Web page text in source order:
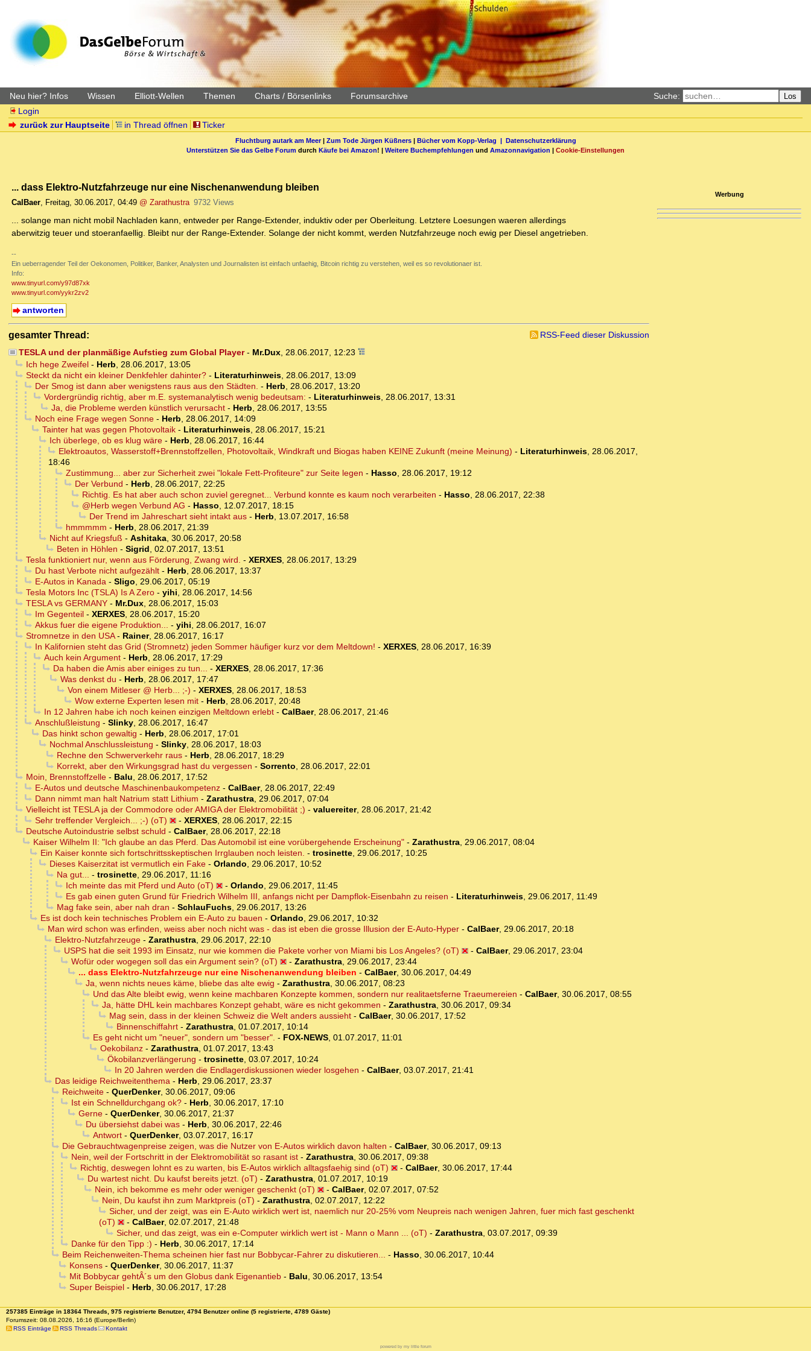
Neu hier? Infos Wissen Elliott-Wellen Themen Charts / Börsenlinks Forumsarchive Suche: Los
Login
zurück zur Hauptseite
in Thread öffnen Ticker
Fluchtburg autark am Meer| Zum Tode Jürgen Küßners| Bücher vom Kopp-Verlag | Datenschutzerklärung
Unterstützen Sie das Gelbe Forum durch Käufe bei Amazon! | Weitere Buchempfehlungen und Amazonnavigation | Cookie-Einstellungen
... dass Elektro-Nutzfahrzeuge nur eine Nischenanwendung bleiben
CalBaer, Freitag, 30.06.2017, 04:49 @ Zarathustra 9732 Views
... solange man nicht mobil Nachladen kann, entweder per Range-Extender, induktiv oder per Oberleitung. Letztere Loesungen waeren allerdings
aberwitzig teuer und stoeranfaellig. Bleibt nur der Range-Extender. Solange der nicht kommt, werden Nutzfahrzeuge noch ewig per Diesel angetrieben.
--
Ein ueberragender Teil der Oekonomen, Politiker, Banker, Analysten und Journalisten ist einfach unfaehig, Bitcoin richtig zu verstehen, weil es so revolutionaer ist.
Info:
www.tinyurl.com/y97d87xk
www.tinyurl.com/yykr2zv2
antworten
gesamter Thread:
RSS-Feed dieser Diskussion
TESLA und der planmäßige Aufstieg zum Global Player- Mr.Dux, 28.06.2017, 12:23
Ich hege Zweifel- Herb, 28.06.2017, 13:05
Steckt da nicht ein kleiner Denkfehler dahinter?- Literaturhinweis, 28.06.2017, 13:09
Der Smog ist dann aber wenigstens raus aus den Städten. - Herb, 28.06.2017, 13:20
Vordergründig richtig, aber m.E. systemanalytisch wenig bedeutsam: - Literaturhinweis, 28.06.2017, 13:31
Ja, die Probleme werden künstlich verursacht- Herb, 28.06.2017, 13:55
Noch eine Frage wegen Sonne- Herb, 28.06.2017, 14:09
Tainter hat was gegen Photovoltaik- Literaturhinweis, 28.06.2017, 15:21
Ich überlege, ob es klug wäre- Herb, 28.06.2017, 16:44
Elektroautos, Wasserstoff+Brennstoffzellen, Photovoltaik, Windkraft und Biogas haben KEINE Zukunft (meine Meinung) - Literaturhinweis, 28.06.2017,
18:46
Zustimmung... aber zur Sicherheit zwei "lokale Fett-Profiteure" zur Seite legen - Hasso, 28.06.2017, 19:12
Der Verbund - Herb, 28.06.2017, 22:25
Richtig. Es hat aber auch schon zuviel geregnet... Verbund konnte es kaum noch verarbeiten - Hasso, 28.06.2017, 22:38
@Herb wegen Verbund AG - Hasso, 12.07.2017, 18:15
Der Trend im Jahreschart sieht intakt aus- Herb, 13.07.2017, 16:58
hmmmmm - Herb, 28.06.2017, 21:39
Nicht auf Kriegsfuß - Ashitaka, 30.06.2017, 20:58
Beten in Höhlen - Sigrid, 02.07.2017, 13:51
Tesla funktioniert nur, wenn aus Förderung, Zwang wird. - XERXES, 28.06.2017, 13:29
Du hast Verbote nicht aufgezählt- Herb, 28.06.2017, 13:37
E-Autos in Kanada- Sligo, 29.06.2017, 05:19
Tesla Motors Inc (TSLA) Is A Zero- yihi, 28.06.2017, 14:56
TESLA vs GERMANY- Mr.Dux, 28.06.2017, 15:03
Im Gegenteil- XERXES, 28.06.2017, 15:20
Akkus fuer die eigene Produktion... - yihi, 28.06.2017, 16:07
Stromnetze in den USA- Rainer, 28.06.2017, 16:17
In Kalifornien steht das Grid (Stromnetz) jeden Sommer häufiger kurz vor dem Meltdown! - XERXES, 28.06.2017, 16:39
Auch kein Argument- Herb, 28.06.2017, 17:29
Da haben die Amis aber einiges zu tun... - XERXES, 28.06.2017, 17:36
Was denkst du - Herb, 28.06.2017, 17:47
Von einem Mitleser @ Herb... ;-) - XERXES, 28.06.2017, 18:53
Wow externe Experten lesen mit- Herb, 28.06.2017, 20:48
In 12 Jahren habe ich noch keinen einzigen Meltdown erlebt- CalBaer, 28.06.2017, 21:46
Anschlußleistung - Slinky, 28.06.2017, 16:47
Das hinkt schon gewaltig - Herb, 28.06.2017, 17:01
Nochmal Anschlussleistung - Slinky, 28.06.2017, 18:03
Rechne den Schwerverkehr raus- Herb, 28.06.2017, 18:29
Korrekt, aber den Wirkungsgrad hast du vergessen - Sorrento, 28.06.2017, 22:01
Moin, Brennstoffzelle- Balu, 28.06.2017, 17:52
E-Autos und deutsche Maschinenbaukompetenz- CalBaer, 28.06.2017, 22:49
Dann nimmt man halt Natrium statt Lithium - Zarathustra, 29.06.2017, 07:04
Vielleicht ist TESLA ja der Commodore oder AMIGA der Elektromobilität ;) - valuereiter, 28.06.2017, 21:42
Sehr treffender Vergleich... ;-) (oT)
- XERXES, 28.06.2017, 22:15
Deutsche Autoindustrie selbst schuld - CalBaer, 28.06.2017, 22:18
Kaiser Wilhelm II: "Ich glaube an das Pferd. Das Automobil ist eine vorübergehende Erscheinung"- Zarathustra, 29.06.2017, 08:04
Ein Kaiser konnte sich fortschrittsskeptischen Irrglauben noch leisten. - trosinette, 29.06.2017, 10:25
Dieses Kaiserzitat ist vermutlich ein Fake- Orlando, 29.06.2017, 10:52
Na gut... - trosinette, 29.06.2017, 11:16
Ich meinte das mit Pferd und Auto (oT)
- Orlando, 29.06.2017, 11:45
Es gab einen guten Grund für Friedrich Wilhelm III, anfangs nicht per Dampflok-Eisenbahn zu reisen - Literaturhinweis, 29.06.2017, 11:49
Mag fake sein, aber nah dran - SchlauFuchs, 29.06.2017, 13:26
Es ist doch kein technisches Problem ein E-Auto zu bauen - Orlando, 29.06.2017, 10:32
Man wird schon was erfinden, weiss aber noch nicht was - das ist eben die grosse Illusion der E-Auto-Hyper- CalBaer, 29.06.2017, 20:18
Elektro-Nutzfahrzeuge- Zarathustra, 29.06.2017, 22:10
USPS hat die seit 1993 im Einsatz, nur wie kommen die Pakete vorher von Miami bis Los Angeles? (oT)
- CalBaer, 29.06.2017, 23:04
Wofür oder wogegen soll das ein Argument sein? (oT)
- Zarathustra, 29.06.2017, 23:44
... dass Elektro-Nutzfahrzeuge nur eine Nischenanwendung bleiben - CalBaer, 30.06.2017, 04:49
Ja, wenn nichts neues käme, bliebe das alte ewig - Zarathustra, 30.06.2017, 08:23
Und das Alte bleibt ewig, wenn keine machbaren Konzepte kommen, sondern nur realitaetsferne Traeumereien - CalBaer, 30.06.2017, 08:55
Ja, hätte DHL kein machbares Konzept gehabt, wäre es nicht gekommen - Zarathustra, 30.06.2017, 09:34
Mag sein, dass in der kleinen Schweiz die Welt anders aussieht- CalBaer, 30.06.2017, 17:52
Binnenschiffahrt- Zarathustra, 01.07.2017, 10:14
Es geht nicht um "neuer", sondern um "besser". - FOX-NEWS, 01.07.2017, 11:01
Oekobilanz- Zarathustra, 01.07.2017, 13:43
Ökobilanzverlängerung - trosinette, 03.07.2017, 10:24
In 20 Jahren werden die Endlagerdiskussionen wieder losgehen - CalBaer, 03.07.2017, 21:41
Das leidige Reichweitenthema- Herb, 29.06.2017, 23:37
Reichweite- QuerDenker, 30.06.2017, 09:06
Ist ein Schnelldurchgang ok?- Herb, 30.06.2017, 17:10
Gerne- QuerDenker, 30.06.2017, 21:37
Du übersiehst dabei was- Herb, 30.06.2017, 22:46
Antwort- QuerDenker, 03.07.2017, 16:17
Die Gebrauchtwagenpreise zeigen, was die Nutzer von E-Autos wirklich davon halten - CalBaer, 30.06.2017, 09:13
Nein, weil der Fortschritt in der Elektromobilität so rasant ist- Zarathustra, 30.06.2017, 09:38
Richtig, deswegen lohnt es zu warten, bis E-Autos wirklich alltagsfaehig sind (oT)
- CalBaer, 30.06.2017, 17:44
Du wartest nicht. Du kaufst bereits jetzt. (oT) - Zarathustra, 01.07.2017, 10:19
Nein, ich bekomme es mehr oder weniger geschenkt (oT)
- CalBaer, 02.07.2017, 07:52
Nein, Du kaufst ihn zum Marktpreis (oT) - Zarathustra, 02.07.2017, 12:22
Sicher, und der zeigt, was ein E-Auto wirklich wert ist, naemlich nur 20-25% vom Neupreis nach wenigen Jahren, fuer mich fast geschenkt
(oT)
- CalBaer, 02.07.2017, 21:48
Sicher, und das zeigt, was ein e-Computer wirklich wert ist - Mann o Mann ... (oT) - Zarathustra, 03.07.2017, 09:39
Danke für den Tipp :) - Herb, 30.06.2017, 17:14
Beim Reichenweiten-Thema scheinen hier fast nur Bobbycar-Fahrer zu diskutieren... - Hasso, 30.06.2017, 10:44
Konsens- QuerDenker, 30.06.2017, 11:37
Mit Bobbycar gehtÂ´s um den Globus dank Eigenantieb- Balu, 30.06.2017, 13:54
Super Beispiel- Herb, 30.06.2017, 17:28
Werbung
257385 Einträge in 18364 Threads, 975 registrierte Benutzer, 4794 Benutzer online (5 registrierte, 4789 Gäste)
Forumszeit: 08.08.2026, 16:16 (Europe/Berlin)
RSS Einträge
RSS Threads Kontakt
powered by my little forum